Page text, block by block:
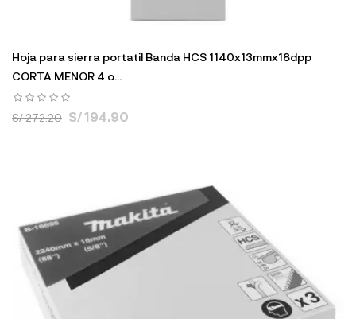
Hoja para sierra portatil Banda HCS 1140x13mmx18dpp
CORTA MENOR 4 o...
S/ 272.20 S/ 194.90